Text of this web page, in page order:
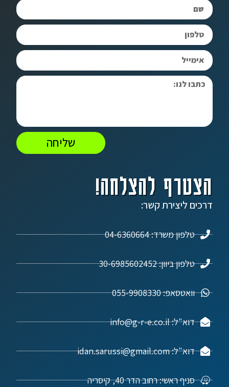
הצטרף להצלחה!
דרכים ליצירת קשר:
טלפון משרד: 04-6360664
טלפון ביוון: 30-6985602452
וואטסאפ: 055-9908330
דוא"ל: info@g-r-e.co.il
דוא"ל: idan.sarussi@gmail.com
סניף ראשי: רחוב הדר 40, קיסריה
שליחה